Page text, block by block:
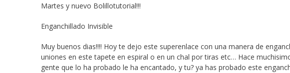
Martes y nuevo Bolillotutorial!!!
Enganchillado Invisible
Muy buenos dias!!!! Hoy te dejo este superenlace con una manera de
uniones en este tapete en espiral o en un chal por tiras etc… Hace
gente que lo ha probado le ha encantado, y tu? ya has probado este